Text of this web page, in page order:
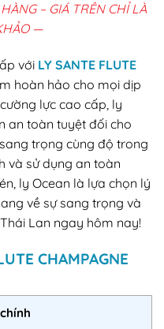
– GIÁ TRÊN CHỈ LÀ
—
với LY SANTE FLUTE
hoàn hảo cho mọi dịp
lực cao cấp, ly
an toàn tuyệt đối cho
trọng cùng độ trong
và sử dụng an toàn
ly Ocean là lựa chọn lý
về sự sang trọng và
Lan ngay hôm nay!
CHAMPAGNE